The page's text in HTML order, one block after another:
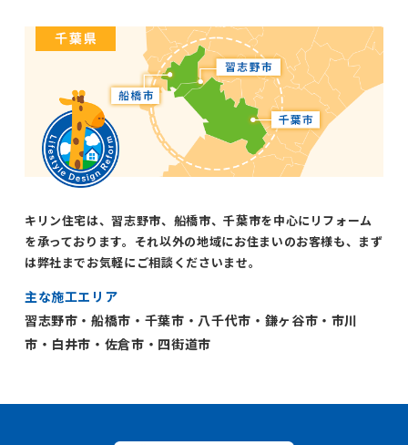
キリン住宅は、習志野市、船橋市、千葉市を中心にリフォーム
を承っております。それ以外の地域にお住まいのお客様も、まず
は弊社までお気軽にご相談くださいませ。
主な施工エリア
習志野市・船橋市・千葉市・八千代市・鎌ヶ谷市・市川
市・白井市・佐倉市・四街道市